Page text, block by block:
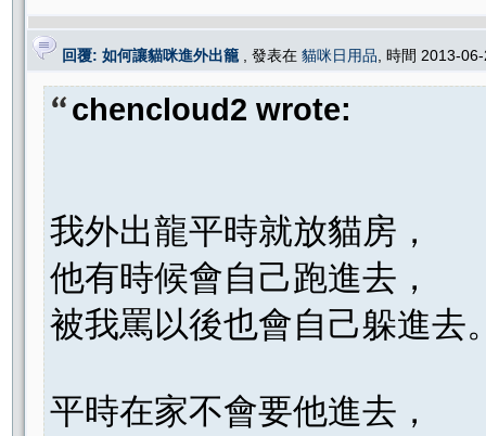
回覆: 如何讓貓咪進外出籠 , 發表在 貓咪日用品 , 時間 2013-
chencloud2 wrote:
我外出龍平時就放貓房，
他有時候會自己跑進去，
被我罵以後也會自己躲進去
平時在家不會要他進去，